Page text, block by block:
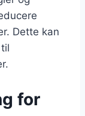
Dette kan
for